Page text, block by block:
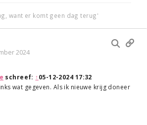
want er komt geen dag terug'
2024
schreef: ↑05-12-2024 17:32
wat gegeven. Als ik nieuwe krijg doneer